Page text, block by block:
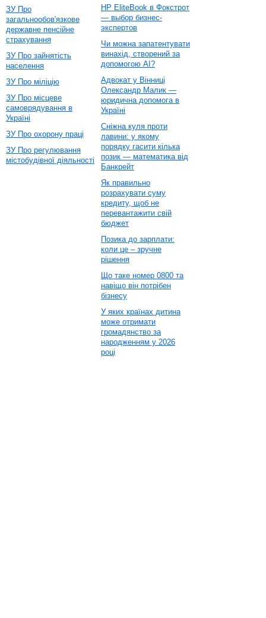
ЗУ Про
загальнообов'язкове
державне пенсійне
страхування
ЗУ Про зайнятість
населення
ЗУ Про міліцію
ЗУ Про місцеве
самоврядування в
Україні
ЗУ Про охорону праці
ЗУ Про регулювання
містобудівної діяльності
HP EliteBook в Фокстрот
— выбор бизнес-
экспертов
Чи можна запатентувати
винахід, створений за
допомогою AI?
Адвокат у Вінниці
Олександр Малик —
юридична допомога в
Україні
Сніжна куля проти
лавини: у якому
порядку гасити кілька
позик — математика від
Банкрейт
Як правильно
розрахувати суму
кредиту, щоб не
перевантажити свій
бюджет
Позика до зарплати:
коли це – зручне
рішення
Що таке номер 0800 та
навіщо він потрібен
бізнесу
У яких країнах дитина
може отримати
громадянство за
народженням у 2026
році